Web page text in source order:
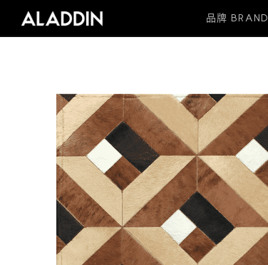
品牌 BRAND